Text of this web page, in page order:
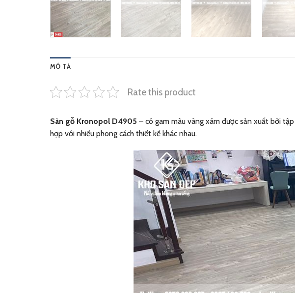
MÔ TẢ
Rate this product
Sàn gỗ Kronopol D4905 – có gam màu vàng xám được sản xuất bởi
hợp với nhiều phong cách thiết kế khác nhau.